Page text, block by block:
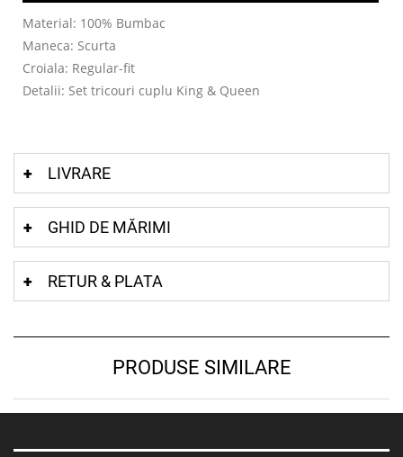
Material: 100% Bumbac
Maneca: Scurta
Croiala: Regular-fit
Detalii: Set tricouri cuplu King & Queen
LIVRARE
GHID DE MĂRIMI
RETUR & PLATA
PRODUSE SIMILARE